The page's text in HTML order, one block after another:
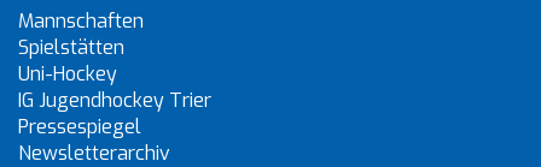
Mannschaften
Spielstätten
Uni-Hockey
IG Jugendhockey Trier
Pressespiegel
Newsletterarchiv